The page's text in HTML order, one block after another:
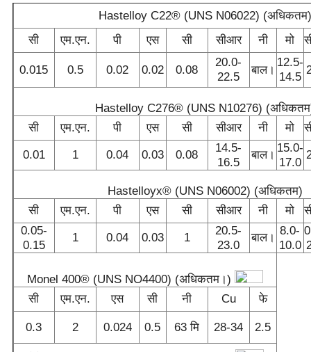
Hastelloy C22® (UNS N06022) (अधिकतम)
सी
एम.एन. पी एस सी सीआर नी मो
0.015 0.5 0.02 0.02 0.08
20.0-
22.5
बाल।
12.5-
14.5
Hastelloy C276® (UNS N10276)
सी
एम.एन. पी एस सी सीआर नी मो
0.01
1 0.04 0.03 0.08
14.5-
16.5
बाल। 15.0-
17.0
Hastelloyx® (UNS N06002) (अधिकतम)
सी
एम.एन. पी एस सी सीआर नी मो
0.05-
0.15
1 0.04 0.03 1
20.5-
23.0
बाल। 8.0-
10.0
Monel 400® (UNS NO4400) (अधिकतम।)
सी
एम.एन. एस सी नी Cu फे
0.3 2 0.024 0.5 63 मि 28-34 2.5